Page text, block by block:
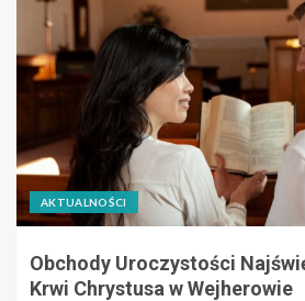
AKTUALNOŚCI
Obchody Uroczystości
Krwi Chrystusa w Wejherowie